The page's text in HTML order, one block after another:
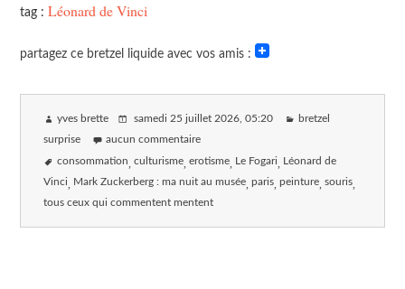
tag :Léonard de Vinci
partagez ce bretzel liquide avec vos amis :
yves brette samedi 25 juillet 2026 , 05:20 bretzel
surprise aucun commentaire
consommation culturisme erotisme Le Fogari Léonard de
Vinci Mark Zuckerberg : ma nuit au musée paris peinture souris
tous ceux qui commentent mentent